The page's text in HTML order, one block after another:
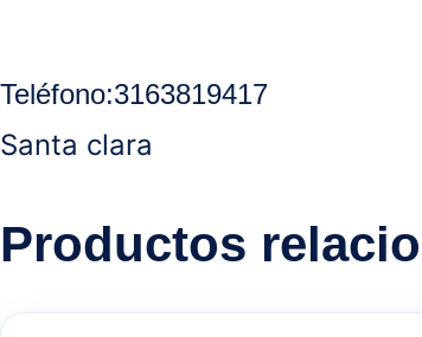
Teléfono:3163819417
Santa clara
Productos